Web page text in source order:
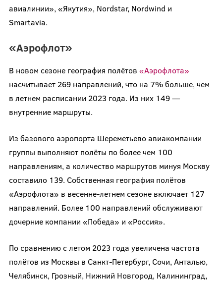
авиалинии», «Якутия», Nordstar, Nordwind и
Smartavia.
«Аэрофлот»
В новом сезоне география полётов «Аэрофлота»
насчитывает 269 направлений, что на 7% больше, чем
в летнем расписании 2023 года. Из них 149 —
внутренние маршруты.
Из базового аэропорта Шереметьево авиакомпании
группы выполняют полёты по более чем 100
направлениям, а количество маршрутов минуя Москву
составило 139. Собственная география полётов
«Аэрофлота» в весенне-летнем сезоне включает 127
направлений. Более 100 направлений обслуживают
дочерние компании «Победа» и «Россия».
По сравнению с летом 2023 года увеличена частота
полётов из Москвы в Санкт-Петербург, Сочи, Анталью,
Челябинск, Грозный, Нижний Новгород, Калининград,